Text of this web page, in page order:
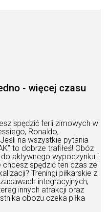
- więcej czasu
spędzić ferii zimowych w
Ronaldo,
na wszystkie pytania
to dobrze trafiłeś! Obóz
aktywnego wypoczynku i
spędzić ten czas ze
Treningi piłkarskie z
integracyjnych,
innych atrakcji oraz
obozu czeka piłka